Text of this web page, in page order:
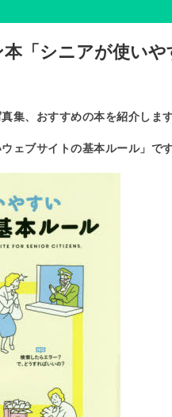
「シニアが使い
集、おすすめの本を紹介します
ェブサイトの基本ルール」です